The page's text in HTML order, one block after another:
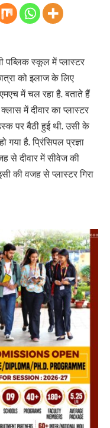
पब्लिक स्कूल में प्लास्टर
को इलाज के लिए
में चल रहा है. बताते हैं
में दीवार का प्लास्टर
पर बैठी हुई थी. उसी के
गया है. प्रिंसिपल प्रज्ञा
से दीवार में सीवेज की
की वजह से प्लास्टर गिरा